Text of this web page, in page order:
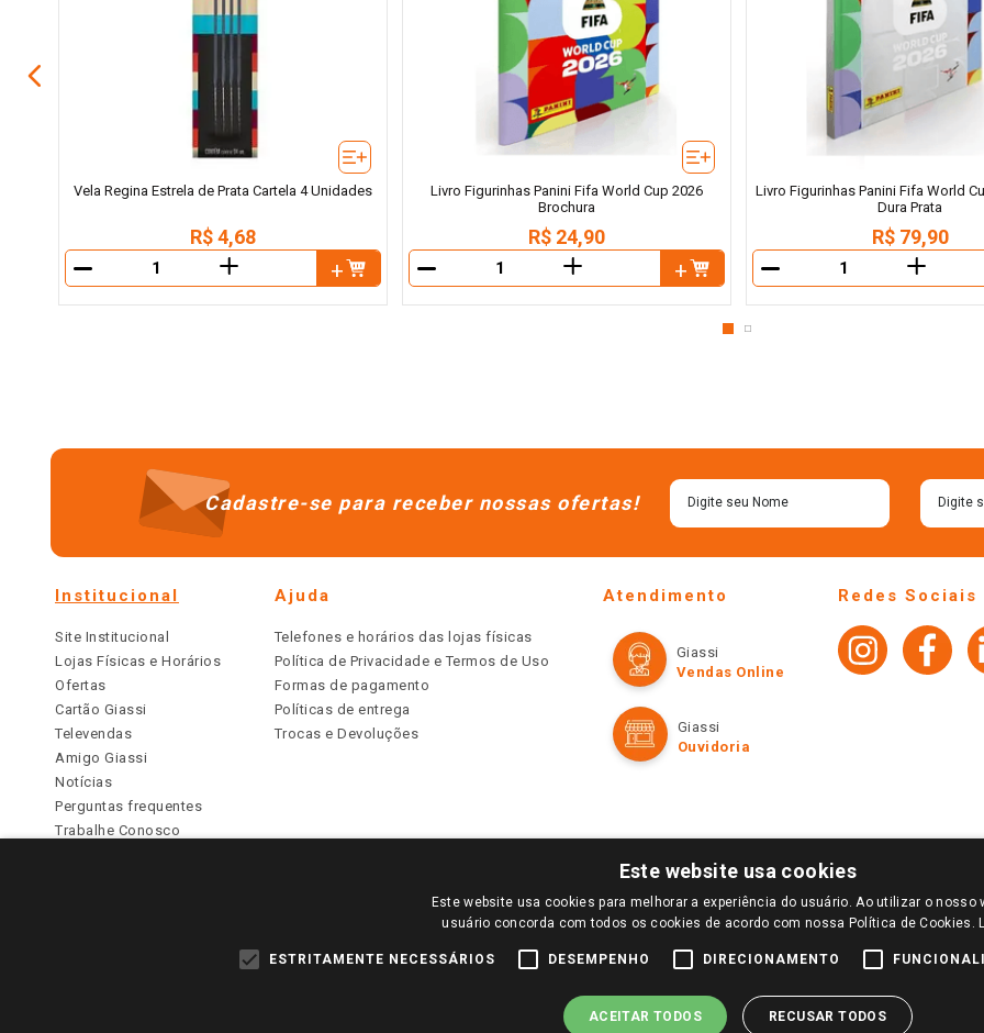
Vela Regina Estrela de Prata Cartela 4 Unidades
R$ 4,68
＋
－
Livro Figurinhas Panini Fifa World Cup 2026
Brochura
R$ 24,90
＋
－
Livro Figurinhas Panini Fifa World
Dura Prata
R$ 79,90
＋
－
Cadastre-se para receber nossas ofertas!
Institucional
Site Institucional
Lojas Físicas e Horários
Ofertas
Cartão Giassi
Televendas
Amigo Giassi
Notícias
Perguntas frequentes
Trabalhe Conosco
Ajuda
Telefones e horários das lojas físicas
Política de Privacidade e Termos de Uso
Formas de pagamento
Políticas de entrega
Trocas e Devoluções
Atendimento
Giassi
Vendas Online
Giassi
Ouvidoria
Redes Sociais
PARA VER OS PREÇOS DA SUA REGIÃO, FAÇA LOGIN E SELECIONE A LOJA DE SUA PREFERÊNCIA. SOMENTE APÓS O LOGIN, OS
TODOS OS PREÇOS E CONDIÇÕES COMERCIAIS DESTE SITE SÃO VÁLIDOS APENAS PARA COMPRAS REALIZADAS NO GIASSI.COM.BR E NA LOJA
DE BUSCAS.
Este website usa cookies
Este website usa cookies para melhorar a experiência do usuário. Ao utilizar o nosso
usuário concorda com todos os cookies de acordo com nossa Política de Cookies.
ESTRITAMENTE NECESSÁRIOS DESEMPENHO DIRECIONAMENTO
ACEITAR TODOS RECUSAR TODOS